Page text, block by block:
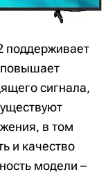
поддерживает
сигнала,
в том
и качество
модели –